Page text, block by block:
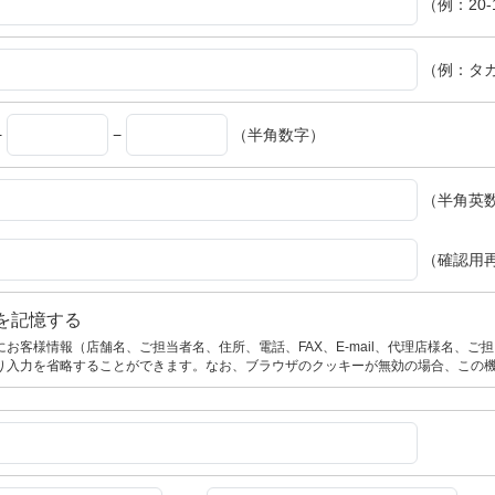
（例：
（例：タ
− （半角数字）
（半角英
（確認用
記憶する
お客様情報（店舗名、ご担当者名、住所、電話、FAX、E-mail、代理店様名、ご
入力を省略することができます。なお、ブラウザのクッキーが無効の場合、この